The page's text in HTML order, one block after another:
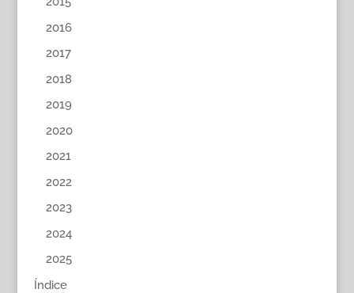
2016
2017
2018
2019
2020
2021
2022
2023
2024
2025
Índice